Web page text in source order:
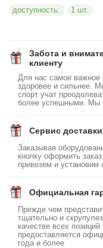
доступность: 1 шт.
Забота и
клиенту
Для нас самое важное
здоровее и сильнее.
спорт учат
более успешными. Мы
Сервис
Заказывая
кнопку оформить
привезем и установим
Официальная
Прежде чем
тщательно и
качестве всех
предоставляется
года и более